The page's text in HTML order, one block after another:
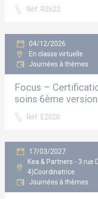
Réf. R2622
04/12/2026
En classe virtuelle
Journées à thèmes
Focus –
soins 6ème
Réf. E2020
17/03/2027
Kea & Partners - 3
4)Coordinatrice
Journées à thèmes